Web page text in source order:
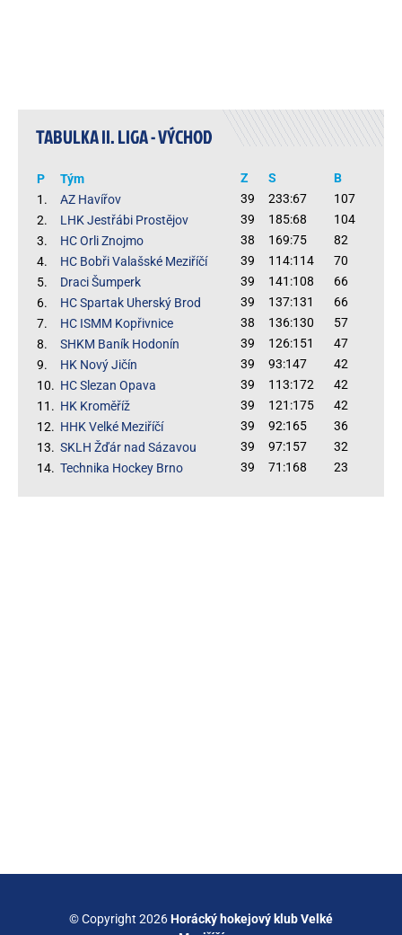
TABULKA II. LIGA - VÝCHOD
P Tým Z S
B
1.
AZ Havířov 39 233:67
107
2.
LHK Jestřábi Prostějov 39 185:68
104
3.
HC Orli Znojmo 38 169:75
82
4.
HC Bobři Valašské Meziříčí 39 114:114
70
5.
Draci Šumperk 39 141:108
66
6.
HC Spartak Uherský Brod 39 137:131
66
7.
HC ISMM Kopřivnice 38 136:130
57
8.
SHKM Baník Hodonín 39 126:151
47
9.
HK Nový Jičín 39 93:147
42
10. HC Slezan Opava 39 113:172
42
11. HK Kroměříž 39 121:175
42
12. HHK Velké Meziříčí 39 92:165
36
13. SKLH Žďár nad Sázavou 39 97:157
32
14. Technika Hockey Brno 39 71:168 23
© Copyright 2026Horácký hokejový klub Velké